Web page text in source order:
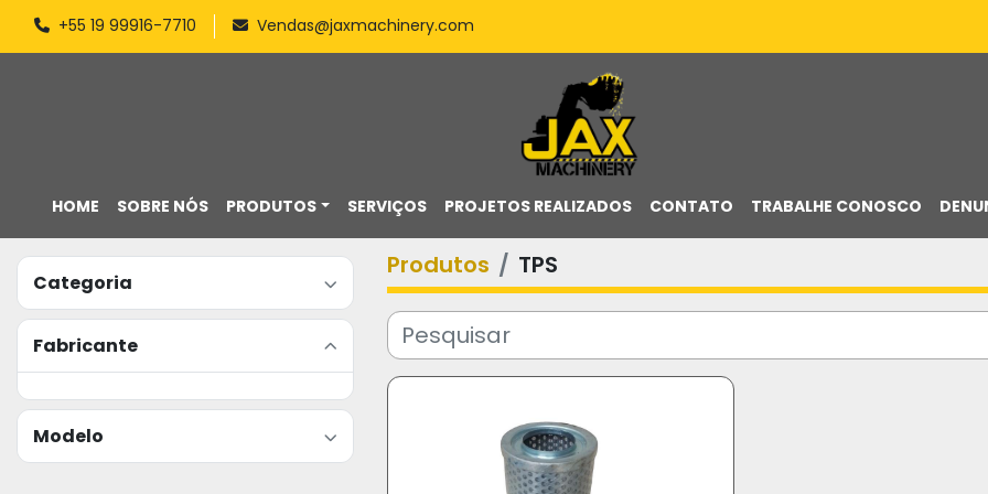
+55 19 99916-7710 Vendas@jaxmachinery.com
HOME PRODUTOS
SOBRE NÓS SERVIÇOS PROJETOS REALIZADOS CONTATO TRABALHE CONOSCO
Categoria
Fabricante
Modelo
Produtos TPS